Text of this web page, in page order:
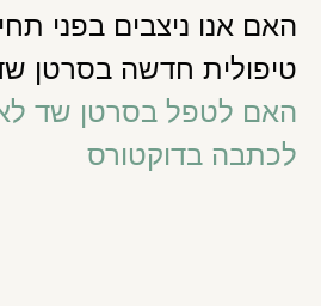
האם אנו ניצבים בפני
טיפולית חדשה בסרטן
האם לטפל בסרטן שד לא
לכתבה בדוקטורס